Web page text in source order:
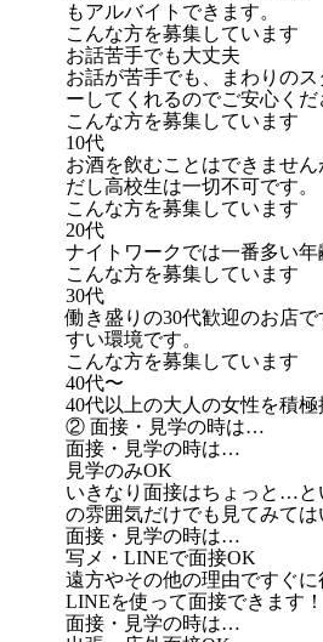
もアルバイトできます。
こんな方を募集しています
お話苦手でも大丈夫
お話が苦手でも、まわりの
ーしてくれるのでご安心くだ
こんな方を募集しています
10代
お酒を飲むことはできませ
だし高校生は一切不可です。
こんな方を募集しています
20代
ナイトワークでは一番多い年
こんな方を募集しています
30代
働き盛りの30代歓迎のお店
すい環境です。
こんな方を募集しています
40代〜
40代以上の大人の女性を積極
② 面接・見学の時は…
面接・見学の時は…
見学のみOK
いきなり面接はちょっと…
の雰囲気だけでも見てみては
面接・見学の時は…
写メ・LINEで面接OK
遠方やその他の理由ですぐ
LINEを使って面接できます！
面接・見学の時は…